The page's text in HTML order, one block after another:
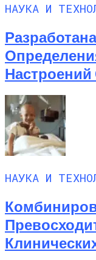
НАУКА И
Настроений
НАУКА И